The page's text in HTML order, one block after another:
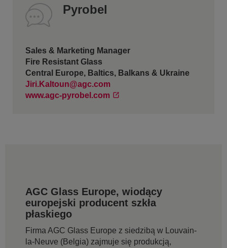
Pyrobel
Sales & Marketing Manager
Fire Resistant Glass
Central Europe, Baltics, Balkans & Ukraine
Jiri.Kaltoun@agc.com
www.agc-pyrobel.com
AGC Glass Europe, wiodący
europejski producent szkła
płaskiego
Firma AGC Glass Europe z siedzibą w Louvain-
la-Neuve (Belgia) zajmuje się produkcją,